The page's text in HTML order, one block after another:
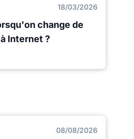
18/03/2026
change de
Internet ?
08/08/2026